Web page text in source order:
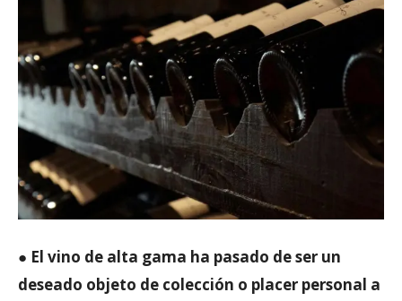
● El vino de alta gama ha pasado de ser un
deseado objeto de colección o placer personal a